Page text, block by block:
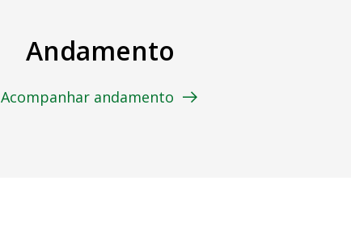
Andamento
Acompanhar andamento